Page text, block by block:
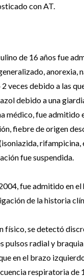
con AT.
de 16 años fue
anorexia,
veces debido a las
debido a una
médico, fue admitido
fiebre de origen
rifampicina,
fue suspendida.
fue admitido en
de la historia
físico, se detectó
pulsos radial y
en el brazo
respiratoria de